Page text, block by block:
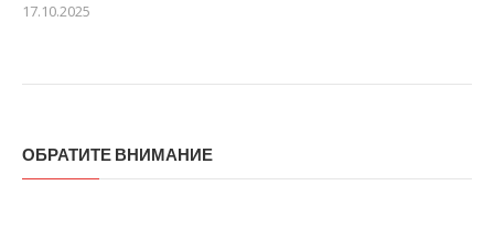
17.10.2025
ОБРАТИТЕ ВНИМАНИЕ